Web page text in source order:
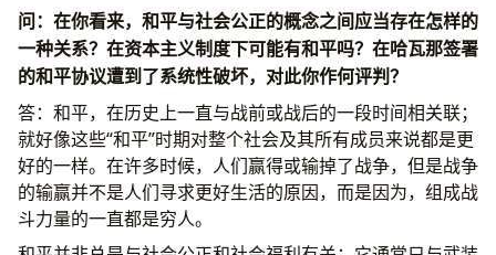
问：在你看来，和平与社会公正的概念之间应当存在怎样的
一种关系？在资本主义制度下可能有和平吗？在哈瓦那签署
的和平协议遭到了系统性破坏，对此你作何评判？
答：和平，在历史上一直与战前或战后的一段时间相关联；
就好像这些“和平”时期对整个社会及其所有成员来说都是更
好的一样。在许多时候，人们赢得或输掉了战争，但是战争
的输赢并不是人们寻求更好生活的原因，而是因为，组成战
斗力量的一直都是穷人。